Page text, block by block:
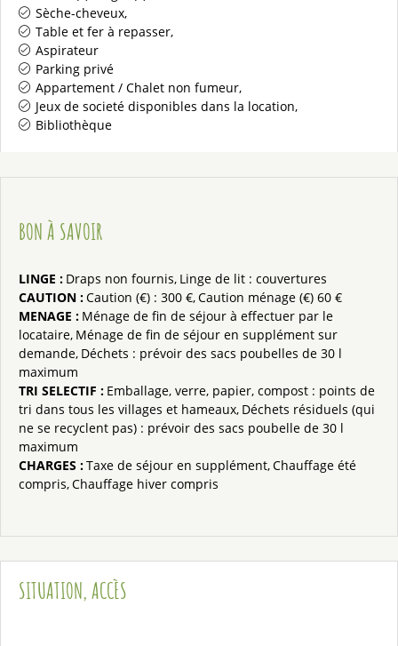
Sèche-cheveux
Table et fer à repasser
Aspirateur
Parking privé
Appartement / Chalet non fumeur
Jeux de societé disponibles dans la location
Bibliothèque
BON À SAVOIR
LINGE : Draps non fournis Linge de lit : couvertures
CAUTION :Caution (€) : 300 € Caution ménage (€) 60 €
MENAGE : Ménage de fin de séjour à effectuer par le
locataire Ménage de fin de séjour en supplément sur
demande Déchets : prévoir des sacs poubelles de 30 l
maximum
TRI SELECTIF : Emballage, verre, papier, compost : points de
tri dans tous les villages et hameaux Déchets résiduels (qui
ne se recyclent pas) : prévoir des sacs poubelle de 30 l
maximum
CHARGES :Taxe de séjour en supplément Chauffage été
compris Chauffage hiver compris
SITUATION, ACCÈS